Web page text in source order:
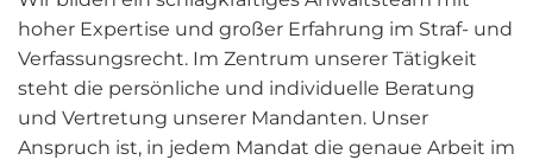
hoher Expertise und großer Erfahrung im Straf- und
Verfassungsrecht. Im Zentrum unserer Tätigkeit
steht die persönliche und individuelle Beratung
und Vertretung unserer Mandanten. Unser
Anspruch ist, in jedem Mandat die genaue Arbeit im